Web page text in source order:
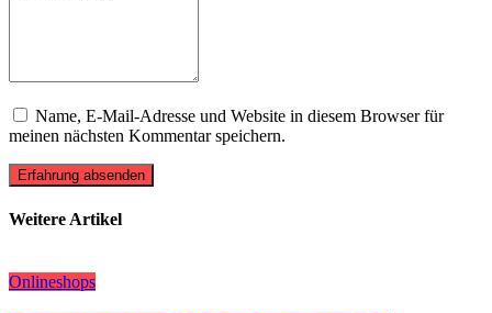
Name, E-Mail-Adresse und Website in diesem Browser für
meinen nächsten Kommentar speichern.
Erfahrung absenden
Weitere Artikel
Onlineshops